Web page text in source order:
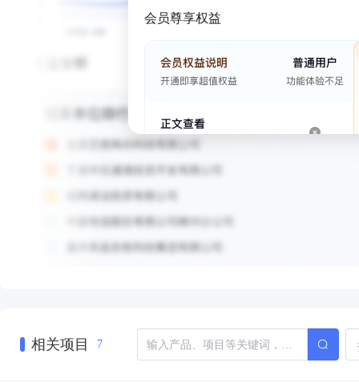
会员尊享权益
相关项目 7